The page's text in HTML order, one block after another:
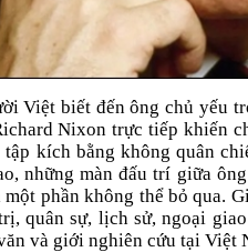
Việt biết đến ông chủ yếu
Nixon trực tiếp khiến
kích bằng không quân
những màn đấu trí giữa
phần không thể bỏ qua.
quân sự, lịch sử, ngoại
và giới nghiên cứu tại Việt